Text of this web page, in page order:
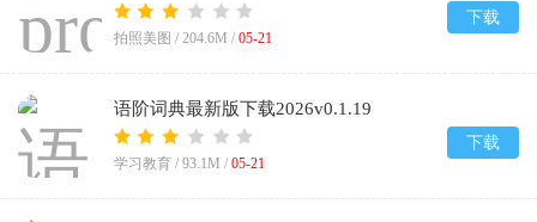
拍照美图 / 204.6M / 05-21
下载
语阶词典最新版下载2026v0.1.19
学习教育 / 93.1M / 05-21
下载